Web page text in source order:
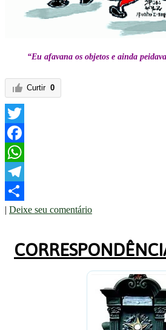
“Eu afavana os objetos e ainda
Curtir 0
Twitter
Facebook
WhatsApp
Telegram
Share
| Deixe seu comentário